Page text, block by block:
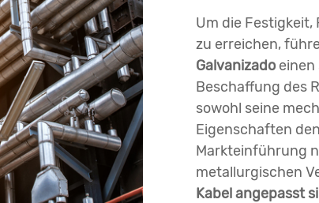
Um die
zu erreichen,
Galvanizado einen
Beschaffung des
sowohl seine
Eigenschaften
Markteinführung
metallurgischen
Kabel angepasst